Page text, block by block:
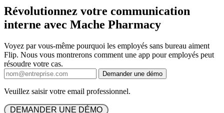
Révolutionnez votre communication
interne avec Mache Pharmacy
Voyez par vous-même pourquoi les employés sans bureau aiment
Flip. Nous vous montrerons comment une app pour employés peut
résoudre votre cas.
Demander une démo
Veuillez saisir votre email professionnel.